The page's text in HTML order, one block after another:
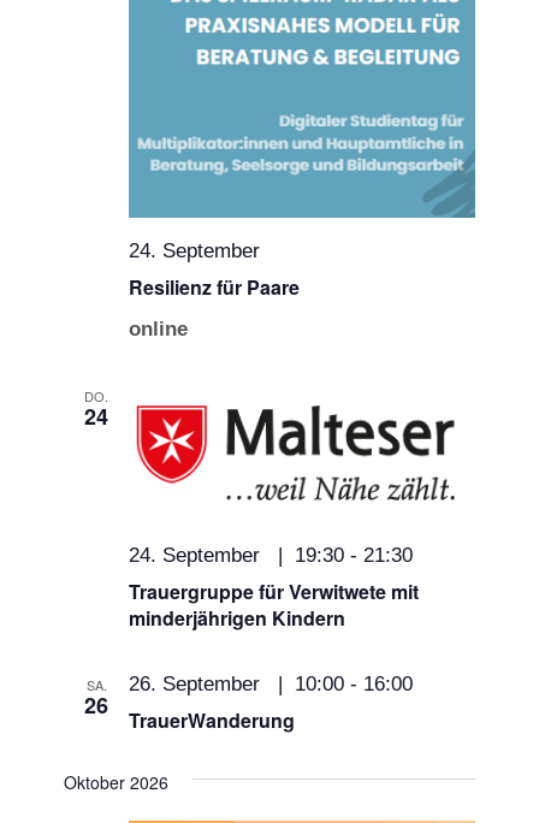
Resilienz für Paare
24. September
online
DO.
24
Trauergruppe für Verwitwete mit
minderjährigen Kindern
24. September | 19:30 -21:30
SA.
26 TrauerWanderung
26. September | 10:00 - 16:00
Oktober 2026